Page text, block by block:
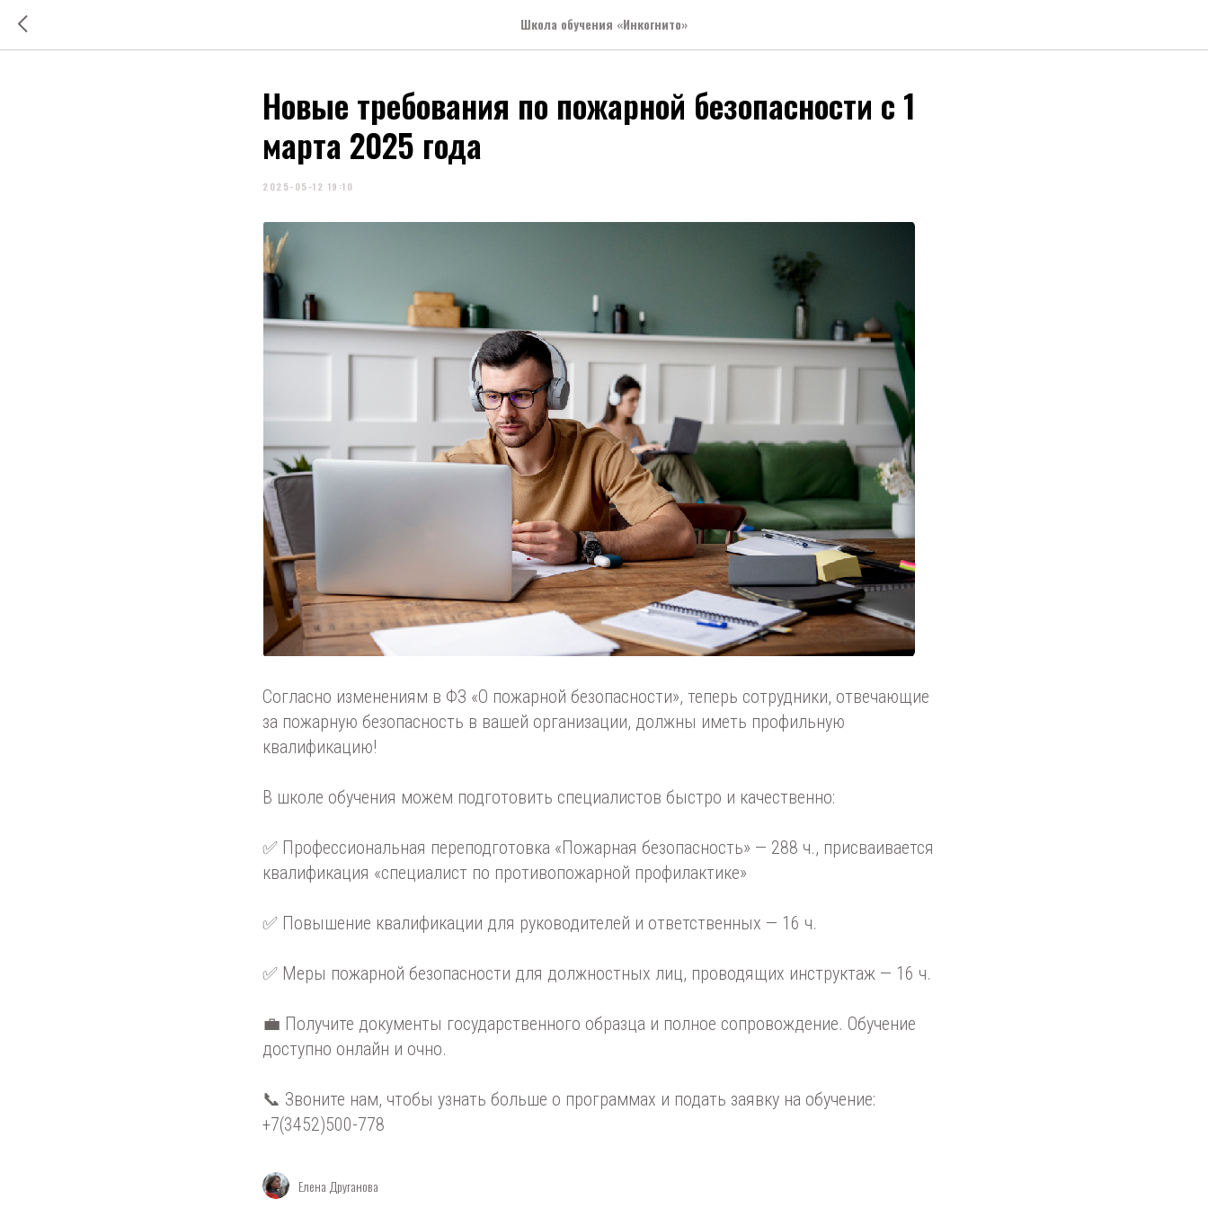
Школа обучения «Инкогнито»
Новые требования по пожарной безопасности с 1
марта 2025 года
2025-05-12 19:10
Согласно изменениям в ФЗ «О пожарной безопасности», теперь сотрудники, отвечающие
за пожарную безопасность в вашей организации, должны иметь профильную
квалификацию!
В школе обучения можем подготовить специалистов быстро и качественно:
✅ Профессиональная переподготовка «Пожарная безопасность» — 288 ч., присваивается
квалификация «специалист по противопожарной профилактике»
✅ Повышение квалификации для руководителей и ответственных — 16 ч.
✅ Меры пожарной безопасности для должностных лиц, проводящих инструктаж — 16 ч.
💼 Получите документы государственного образца и полное сопровождение. Обучение
доступно онлайн и очно.
📞 Звоните нам, чтобы узнать больше о программах и подать заявку на обучение:
+7(3452)500-778
Елена Друганова